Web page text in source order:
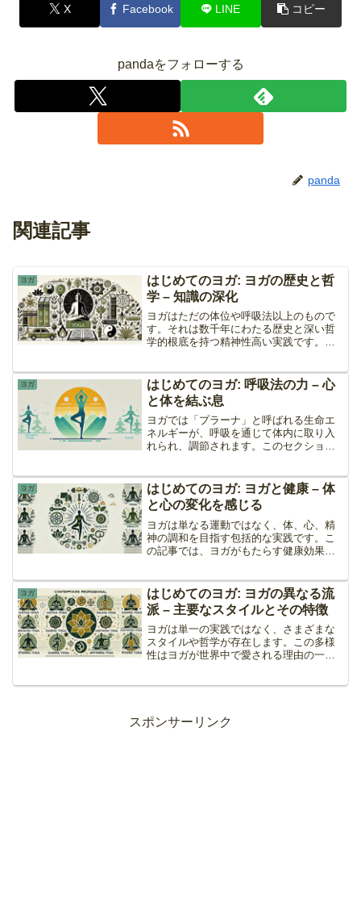
X Facebook LINE コピー
pandaをフォローする
panda
関連記事
ヨガ
はじめてのヨガ: ヨガの歴史と哲
学 – 知識の深化
ヨガはただの体位や呼吸法以上のもので
す。それは数千年にわたる歴史と深い哲
学的根底を持つ精神性高い実践です。こ
たかについて探ります。ヨガの起源ヨガ
の歴史は紀元前3000年...
ヨガ
はじめてのヨガ: 呼吸法の力 – 心
と体を結ぶ息
ヨガでは「プラーナ」と呼ばれる生命エ
ネルギーが、呼吸を通じて体内に取り入
れられ、調節されます。このセクション
の健康に寄与するのかを探ります。呼吸
法の基本 - プラナヤマ...
ヨガ
はじめてのヨガ: ヨガと健康 – 体
と心の変化を感じる
ヨガは単なる運動ではなく、体、心、精
神の調和を目指す包括的な実践です。こ
の記事では、ヨガがもたらす健康効果に
を解説します。ストレスと不安の減少ヨ
ガのポーズ、呼吸法、瞑想...
ヨガ
はじめてのヨガ: ヨガの異なる流
派 – 主要なスタイルとその特徴
ヨガは単一の実践ではなく、さまざまな
スタイルや哲学が存在します。この多様
性はヨガが世界中で愛される理由の一つ
スポンサーリンク